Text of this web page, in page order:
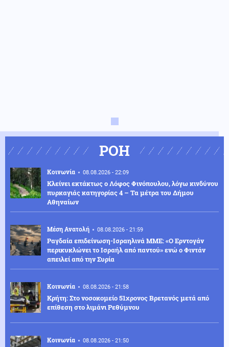
ΡΟΗ
Κοινωνία 08.08.2026 - 22:09
Κλείνει εκτάκτως ο Λόφος Φινόπουλου, λόγω κινδύνου
πυρκαγιάς κατηγορίας 4 – Τα μέτρα του Δήμου
Αθηναίων
Μέση Ανατολή 08.08.2026 - 21:59
Ραγδαία επιδείνωση-Ισραηλινά ΜΜΕ: «Ο Ερντογάν
περικυκλώνει το Ισραήλ από παντού» ενώ ο Φιντάν
απειλεί από την Συρία
Κοινωνία 08.08.2026 - 21:58
Κρήτη: Στο νοσοκομείο 51χρονος Βρετανός μετά από
επίθεση στο λιμάνι Ρεθύμνου
Κοινωνία 08.08.2026 - 21:50